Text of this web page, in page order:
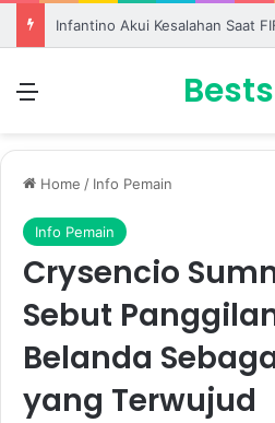
Home / Info Pemain
Info Pemain
Crysencio
Sebut
Belanda
yang Terwujud